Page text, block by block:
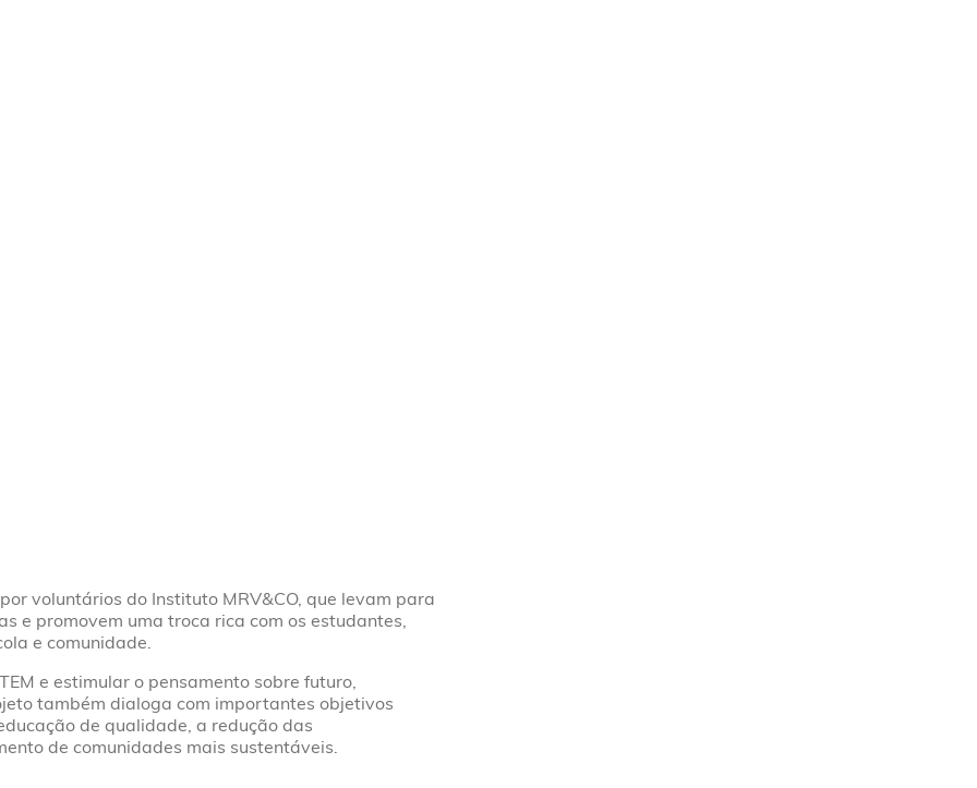
voluntários do Instituto MRV&CO, que levam para
e promovem uma troca rica com os estudantes,
e comunidade.
e estimular o pensamento sobre futuro,
também dialoga com importantes objetivos
de qualidade, a redução das
de comunidades mais sustentáveis.